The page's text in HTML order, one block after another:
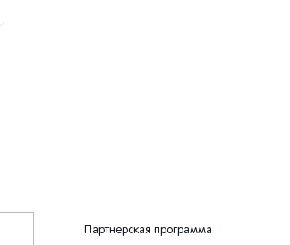
Партнерская программа